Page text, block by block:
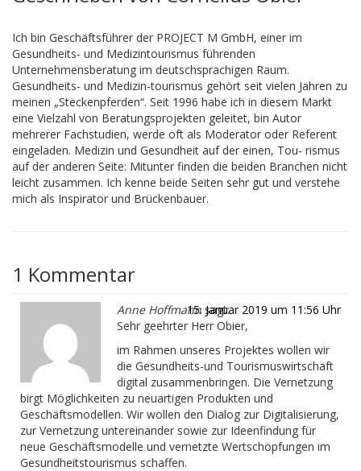
Ich bin Geschäftsführer der PROJECT M GmbH, einer im
Gesundheits- und Medizintourismus führenden
Unternehmensberatung im deutschsprachigen Raum.
Gesundheits- und Medizin-tourismus gehört seit vielen Jahren zu
meinen „Steckenpferden“. Seit 1996 habe ich in diesem Markt
eine Vielzahl von Beratungsprojekten geleitet, bin Autor
mehrerer Fachstudien, werde oft als Moderator oder Referent
eingeladen. Medizin und Gesundheit auf der einen, Tou- rismus
auf der anderen Seite: Mitunter finden die beiden Branchen nicht
leicht zusammen. Ich kenne beide Seiten sehr gut und verstehe
mich als Inspirator und Brückenbauer.
1 Kommentar
Anne Hoffmann sagt:
15. Januar 2019 um 11:56 Uhr
Sehr geehrter Herr Obier,
im Rahmen unseres Projektes wollen wir
die Gesundheits-und Tourismuswirtschaft
digital zusammenbringen. Die Vernetzung
birgt Möglichkeiten zu neuartigen Produkten und
Geschäftsmodellen. Wir wollen den Dialog zur Digitalisierung,
zur Vernetzung untereinander sowie zur Ideenfindung für
neue Geschäftsmodelle und vernetzte Wertschöpfungen im
Gesundheitstourismus schaffen.